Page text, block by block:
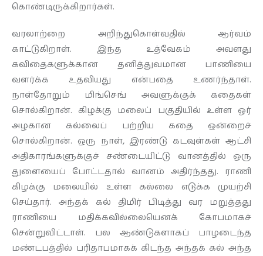
கொண்டிருக்கிறார்கள்.
வரலாற்றை அறிந்துகொள்வதில் ஆர்வம்
காட்டுகிறாள். இந்த உத்வேகம் அவளது
கவிதைகளுக்கான தனித்துவமான பாணியை
வளர்க்க உதவியது என்பதை உணர்ந்தாள்.
நாள்தோறும் மிங்செங் அவளுக்குக் கதைகள்
சொல்கிறான். கிழக்கு மலைப் பகுதியில் உள்ள ஓர்
அழகான கல்லைப் பற்றிய கதை ஒன்றைச்
சொல்கிறான். ஒரு நாள், இரண்டு கடவுள்கள் ஆட்சி
அதிகாரங்களுக்குச் சண்டையிட்டு வானத்தில் ஒரு
துளையைப் போட்டதால் வானம் அதிர்ந்தது. ராணி
கிழக்கு மலையில் உள்ள கல்லை எடுக்க முயற்சி
செய்தார். அந்தக் கல் திமிர் பிடித்து வர மறுத்தது
ராணியை மதிக்கவில்லையெனக் கோபமாகச்
சென்றுவிட்டாள். பல ஆண்டுகளாகப் பாழடைந்த
மண்டபத்தில் பரிதாபமாகக் கிடந்த அந்தக் கல் அந்த